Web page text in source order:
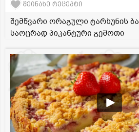
შეინახე რეცეპტი
შემწვარი ორაგული ტარხუნის
საოცრად პიკანტური გემოთი